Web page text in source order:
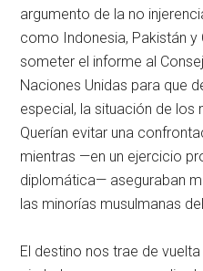
argumento de la no
como Indonesia, Pakistán y
someter el informe al
Naciones Unidas para que
especial, la situación de los
Querían evitar una
mientras —en un ejercicio
diplomática— aseguraban
las minorías musulmanas
El destino nos trae de